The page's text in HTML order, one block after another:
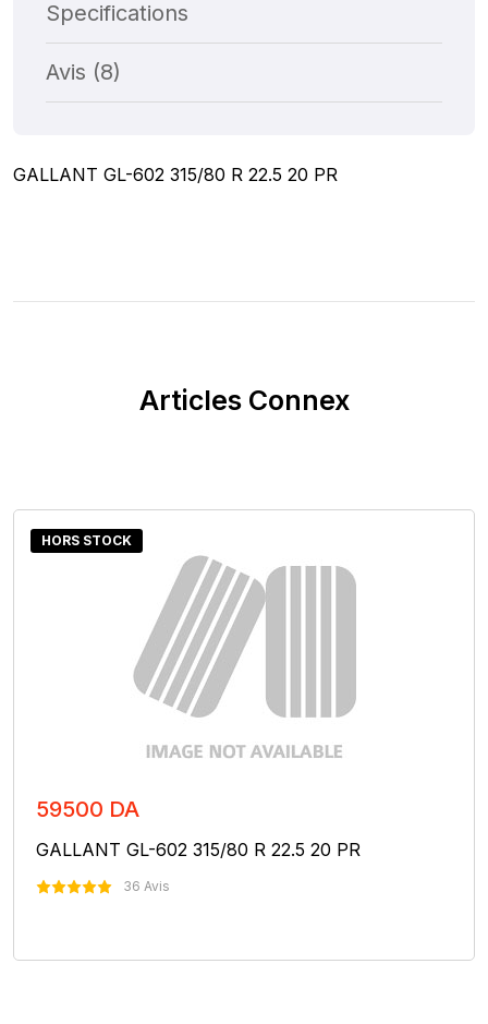
Specifications
Avis (8)
GALLANT GL-602 315/80 R 22.5 20 PR
Articles Connex
HORS STOCK
59500 DA
GALLANT GL-602 315/80 R 22.5 20 PR
36 Avis